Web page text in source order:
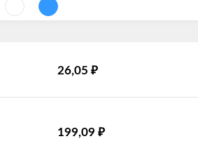
26,05 ₽
199,09 ₽